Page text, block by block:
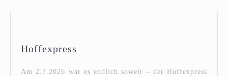
Hoffexpress
Am 2.7.2026 war es endlich soweit – der Hoffexpress